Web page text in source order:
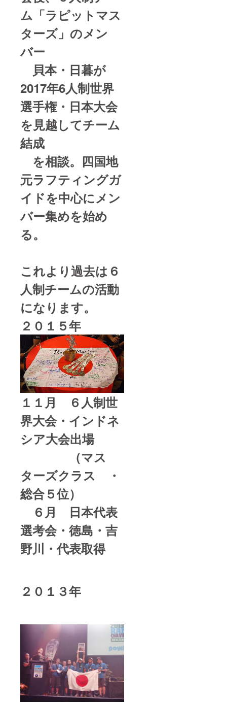
ム「ラピットマス
ターズ」のメン
バー
貝本・日暮が
2017年6人制世界
選手権・日本大会
を見越してチーム
結成
を相談。四国地
元ラフティングガ
イドを中心にメン
バー集めを始め
る。
これより過去は６
人制チームの活動
になります。
２０１５年
１１月 ６人制世
界大会・インドネ
シア大会出場
（マス
ターズクラス ・
総合５位）
６月 日本代表
選考会・徳島・吉
野川・代表取得
２０１３年